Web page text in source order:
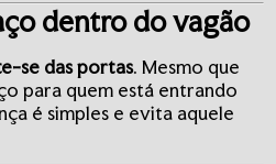
dentro do vagão
se das portas. Mesmo que
para quem está entrando
é simples e evita aquele